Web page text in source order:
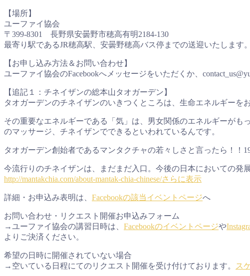
【場所】
ユーファイ協会
〒399-8301 長野県安曇野市穂高有明2184-130
最寄り駅であるJR穂高駅、安曇野穂高バス停までの送迎いたします。
【お申し込み方法＆お問い合わせ】
ユーファイ協会のFacebookへメッセージをいただくか、
【追記１：チネイザンの総本山タオガーデン】
タオガーデンのチネイザンのいきつくところは、生命エネルギーを
その重要なエネルギーである「気」は、男女関係のエネルギーが
のマッサージ、チネイザンでできるといわれているんです。
タオガーデン創始者であるマンタクチャの若々しさと言ったら！！
今流行りのチネイザンは、まだまだ入口。今後の日本においての発
http://mantakchia.com/about-mantak-chia-chinese/さらに表示
詳細・お申込み表明は、 Facebookの該当イベントページへ
お問い合わせ・リクエスト開催お申込みフォーム
→ユーファイ協会の講習日時は、 Facebookのイベントページや
よりご決済ください。
希望の日時に開催されていない場合
→空いている日程にてのリクエスト開催を受け付けております。 ス